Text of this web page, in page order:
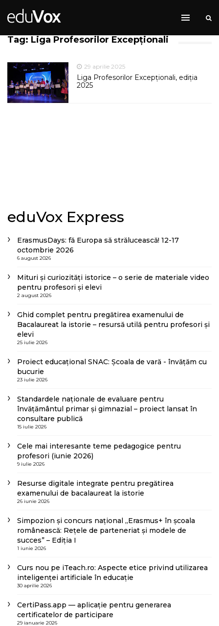
Tag: Liga Profesorilor Excepționali
29 aprilie 2025
Liga Profesorilor Excepționali, ediția
2025
eduVox Express
ErasmusDays: fă Europa să strălucească! 12-17
octombrie 2026
6 august 2026
Mituri și curiozități istorice – o serie de materiale video
pentru profesori și elevi
2 august 2026
Ghid complet pentru pregătirea examenului de
Bacalaureat la istorie – resursă utilă pentru profesori și
elevi
25 iulie 2026
Proiect educațional SNAC: Școala de vară - învățăm cu
bucurie
23 iulie 2026
Standardele naționale de evaluare pentru
învățământul primar și gimnazial – proiect lansat în
consultare publică
15 iulie 2026
Cele mai interesante teme pedagogice pentru
profesori (iunie 2026)
9 iulie 2026
Resurse digitale integrate pentru pregătirea
examenului de bacalaureat la istorie
26 iunie 2026
Simpozion și concurs național „Erasmus+ în școala
românească: Rețele de parteneriat și modele de
succes” – Ediția I
1 iunie 2026
Curs nou pe iTeach.ro: Aspecte etice privind utilizarea
inteligenței artificiale în educație
30 aprilie 2026
CertiPass.app — aplicație pentru generarea
certificatelor de participare
29 ianuarie 2026